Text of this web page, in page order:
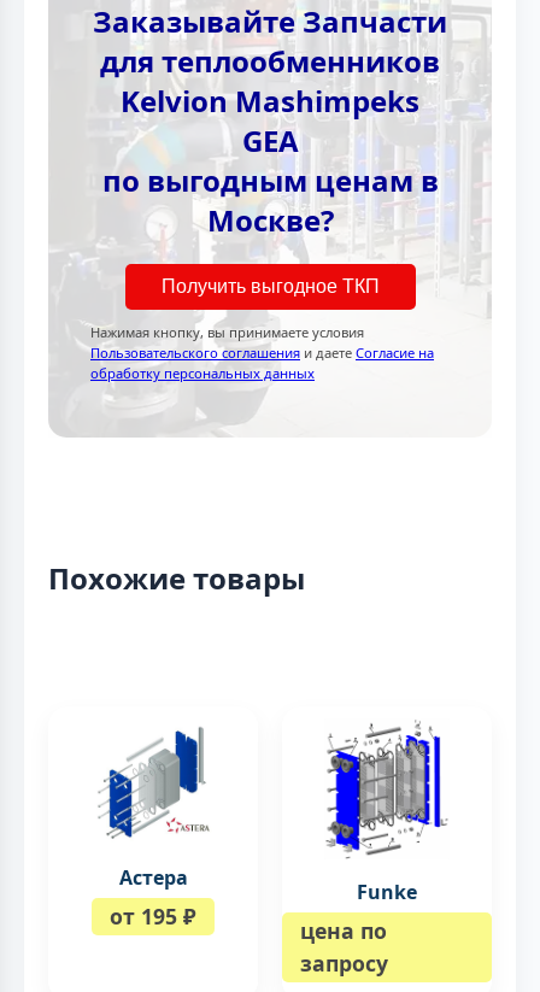
Заказывайте Запчасти
для теплообменников
Kelvion Mashimpeks
GEA
по выгодным ценам в
Москве?
Получить выгодное ТКП
Нажимая кнопку, вы принимаете условия
Пользовательского соглашения и даете Согласие на
обработку персональных данных
Похожие товары
Астера
от 195 ₽
Funke
цена по
запросу